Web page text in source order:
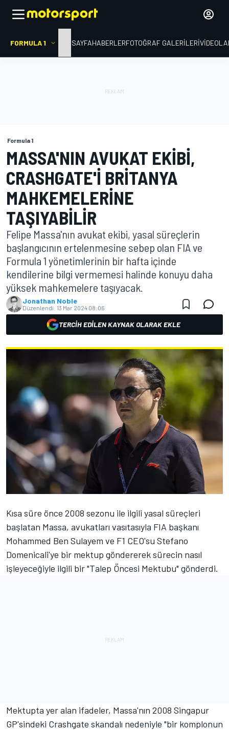
FORMULA 1 ANA SAYFAHABERLERFOTOĞRAF GALERILERI
Formula 1
MASSA'NIN AVUKAT EKIBI,
CRASHGATE'I BRITANYA
MAHKEMELERINE
TAŞIYABILIR
Felipe Massa'nın avukat ekibi, yasal süreçlerin
başlangıcının ertelenmesine sebep olan FIA ve
Formula 1 yönetimlerinin bir hafta içinde
kendilerine bilgi vermemesi halinde konuyu daha
yüksek mahkemelere taşıyacak.
Jonathan Noble
Düzenlendi: 13 Mar 2024 08:06
TERCIH EDILEN KAYNAK OLARAK EKLE
Kısa süre önce 2008 sezonu ile ilgili yasal süreçleri
başlatan Massa, avukatları vasıtasıyla FIA başkanı
Mohammed Ben Sulayem ve F1 CEO'su Stefano
Domenicali'ye bir mektup göndererek sürecin nasıl
işleyeceğiyle ilgili bir "Talep Öncesi Mektubu" gönderdi.
Mektupta yer alan ifadeler, Massa'nın 2008 Singapur
GP'sindeki Crashgate skandalı nedeniyle "bir komplonun